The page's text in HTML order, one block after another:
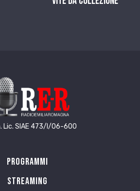
Lic. SIAE 473/I/06-600
Programmi
Streaming